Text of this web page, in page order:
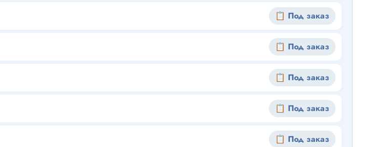
📋 Под заказ
📋 Под заказ
📋 Под заказ
📋 Под заказ
📋 Под заказ